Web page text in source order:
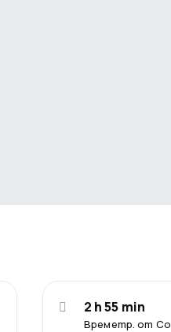
Времетр. от
2 h 55 min